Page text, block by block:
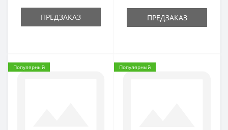
ПРЕДЗАКАЗ ПРЕДЗАКАЗ
Популярный Популярный